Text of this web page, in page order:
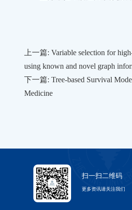
上一篇: Variable selection for
using known and novel graph
下一篇: Tree-based Survival
Medicine
扫一扫二维码
更多资讯请关注我们